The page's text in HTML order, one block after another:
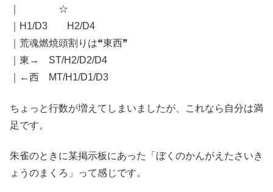
｜ ☆
｜H1/D3 H2/D4
｜荒魂燃焼頭割りは❝東西❞
｜東→ ST/H2/D2/D4
｜←西 MT/H1/D1/D3
ちょっと行数が増えてしまいましたが、これなら自分は満
足です。
朱雀のときに某掲示板にあった「ぼくのかんがえたさいき
ょうのまくろ」って感じです。